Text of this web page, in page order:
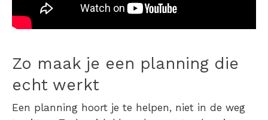
Zo maak je een planning die
echt werkt
Een planning hoort je te helpen, niet in de weg